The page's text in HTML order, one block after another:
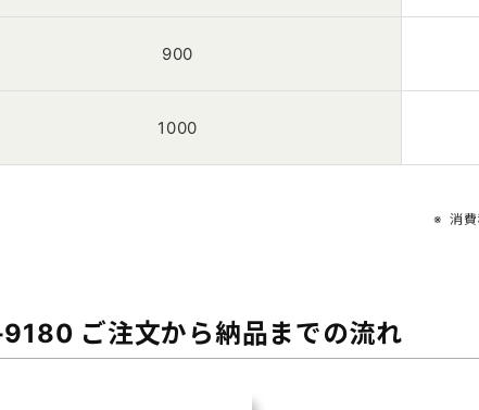
900
1000
消
ご注文から納品までの流れ